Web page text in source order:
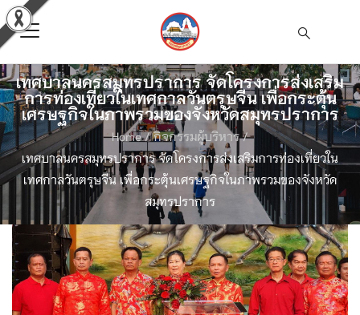
เทศบาลนครสมุทรปราการ จัดโครงการส่งเสริม
การท่องเที่ยวในเทศกาลวันตรุษจีน เพื่อกระตุ้น
เศรษฐกิจในภาพรวมของจังหวัดสมุทรปราการ
Home/ กิจกรรมผู้บริหาร/
เทศบาลนครสมุทรปราการ จัดโครงการส่งเสริมการท่องเที่ยวใน
เทศกาลวันตรุษจีน เพื่อกระตุ้นเศรษฐกิจในภาพรวมของจังหวัด
สมุทรปราการ